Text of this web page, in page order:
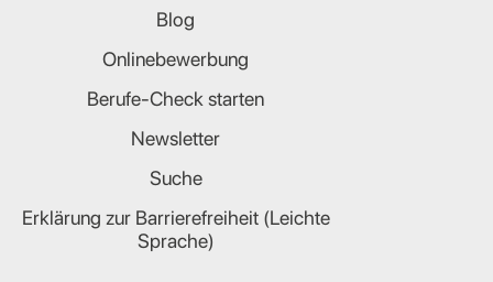
Blog
Onlinebewerbung
Berufe-Check starten
Newsletter
Suche
Erklärung zur Barrierefreiheit (Leichte
Sprache)